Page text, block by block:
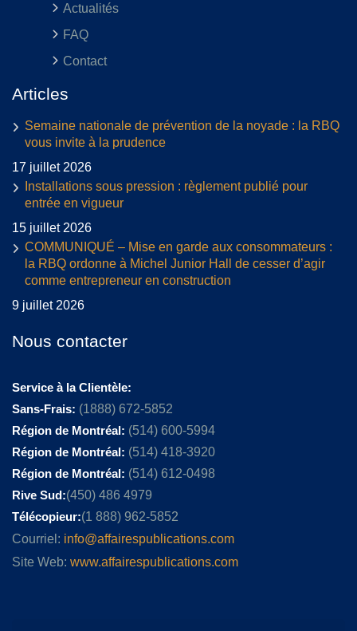
Actualités
FAQ
Contact
Articles
Semaine nationale de prévention de la noyade : la RBQ
vous invite à la prudence
17 juillet 2026
Installations sous pression : règlement publié pour
entrée en vigueur
15 juillet 2026
COMMUNIQUÉ – Mise en garde aux consommateurs :
la RBQ ordonne à Michel Junior Hall de cesser d’agir
comme entrepreneur en construction
9 juillet 2026
Nous contacter
Service à la Clientèle:
Sans-Frais: (1888) 672-5852
Région de Montréal: (514) 600-5994
Région de Montréal: (514) 418-3920
Région de Montréal: (514) 612-0498
Rive Sud:(450) 486 4979
Télécopieur:(1 888) 962-5852
Courriel: info@affairespublications.com
Site Web: www.affairespublications.com